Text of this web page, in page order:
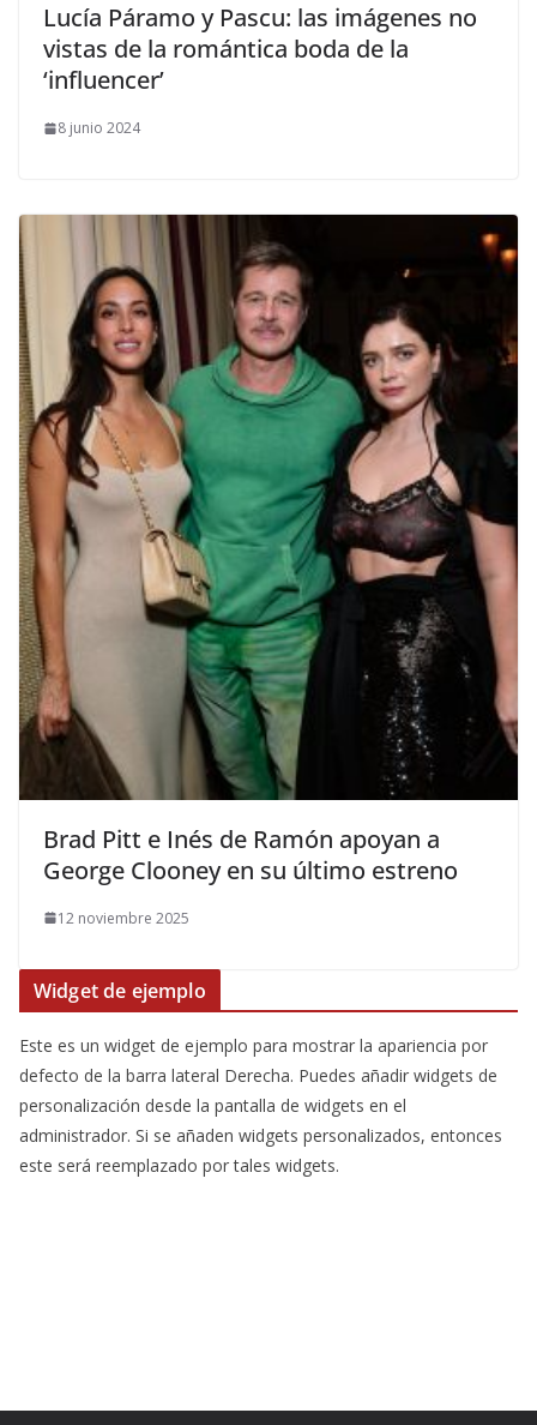
​Lucía Páramo y Pascu: las imágenes no
vistas de la romántica boda de la
‘influencer’
8 junio 2024
​Brad Pitt e Inés de Ramón apoyan a
George Clooney en su último estreno
12 noviembre 2025
Widget de ejemplo
Este es un widget de ejemplo para mostrar la apariencia por
defecto de la barra lateral Derecha. Puedes añadir widgets de
personalización desde la pantalla de widgets en el
administrador. Si se añaden widgets personalizados, entonces
este será reemplazado por tales widgets.